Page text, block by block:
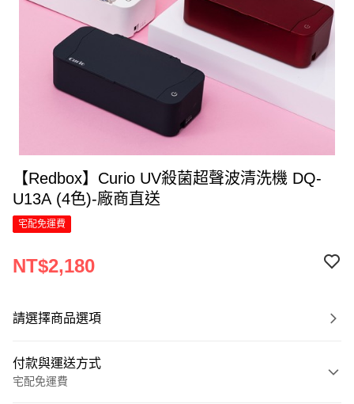
【Redbox】Curio UV殺菌超聲波清洗機 DQ-
U13A (4色)-廠商直送
宅配免運費
NT$2,180
請選擇商品選項
付款與運送方式
宅配免運費